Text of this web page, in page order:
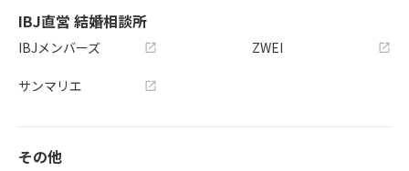
IBJ直営 結婚相談所
IBJメンバーズ
サンマリエ
ZWEI
その他